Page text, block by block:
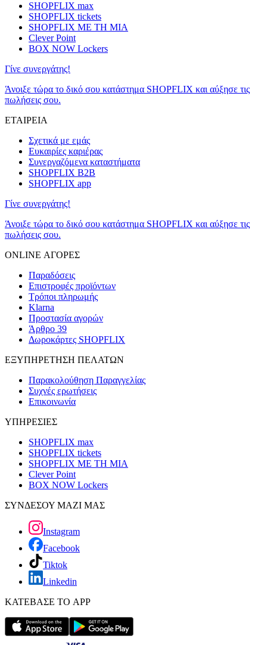
SHOPFLIX max
SHOPFLIX tickets
SHOPFLIX ΜΕ ΤΗ ΜΙΑ
Clever Point
BOX NOW Lockers
Γίνε συνεργάτης!
Άνοιξε τώρα το δικό σου κατάστημα SHOPFLIX και αύξησε τις
πωλήσεις σου.
ΕΤΑΙΡΕΙΑ
Σχετικά με εμάς
Ευκαιρίες καριέρας
Συνεργαζόμενα καταστήματα
SHOPFLIX B2B
SHOPFLIX app
Γίνε συνεργάτης!
Άνοιξε τώρα το δικό σου κατάστημα SHOPFLIX και αύξησε τις
πωλήσεις σου.
ONLINE ΑΓΟΡΕΣ
Παραδόσεις
Επιστροφές προϊόντων
Τρόποι πληρωμής
Klarna
Προστασία αγορών
Άρθρο 39
Δωροκάρτες SHOPFLIX
ΕΞΥΠΗΡΕΤΗΣΗ ΠΕΛΑΤΩΝ
Παρακολούθηση Παραγγελίας
Συχνές ερωτήσεις
Επικοινωνία
ΥΠΗΡΕΣΙΕΣ
SHOPFLIX max
SHOPFLIX tickets
SHOPFLIX ΜΕ ΤΗ ΜΙΑ
Clever Point
BOX NOW Lockers
ΣΥΝΔΕΣΟΥ ΜΑΖΙ ΜΑΣ
Instagram
Facebook
Tiktok
Linkedin
ΚΑΤΕΒΑΣΕ ΤΟ APP